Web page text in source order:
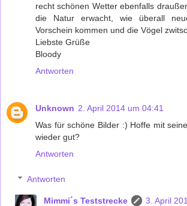
recht schönen Wetter ebenfalls
die Natur erwacht, wie überall
Vorschein kommen und die Vögel
Liebste Grüße
Bloody
Antworten
Unknown 2. April 2014 um 04:41
Was für schöne Bilder :) Hoffe mit
wieder gut?
Antworten
Antworten
Mimmi´s Teststrecke
3. April